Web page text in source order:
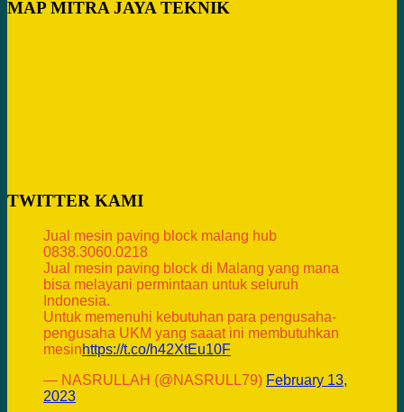
MAP MITRA JAYA TEKNIK
TWITTER KAMI
Jual mesin paving block malang hub
0838.3060.0218
Jual mesin paving block di Malang yang mana
bisa melayani permintaan untuk seluruh
Indonesia.
Untuk memenuhi kebutuhan para pengusaha-
pengusaha UKM yang saaat ini membutuhkan
mesinhttps://t.co/h42XtEu10F
— NASRULLAH (@NASRULL79) February 13,
2023